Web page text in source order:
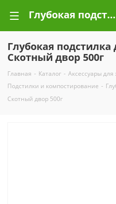
Глубокая подстилка для птицы Скотный двор 500г
Глубокая
Скотный двор 500г
Главная - Каталог - Аксессуары
Подстилки и компостирование -
Скотный двор 500г